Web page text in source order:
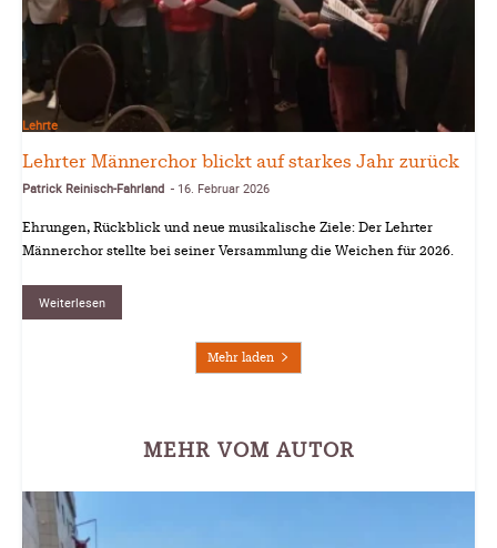
Lehrte
Lehrter Männerchor blickt auf starkes Jahr zurück
Patrick Reinisch-Fahrland - 16. Februar 2026
Ehrungen, Rückblick und neue musikalische Ziele: Der Lehrter
Männerchor stellte bei seiner Versammlung die Weichen für 2026.
Weiterlesen
Mehr laden
MEHR VOM AUTOR